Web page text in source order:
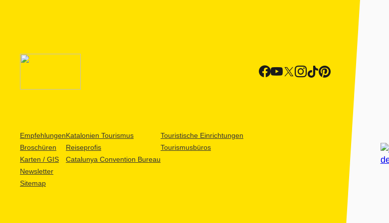
Empfehlungen
Broschüren
Karten / GIS
Newsletter
Sitemap
Katalonien Tourismus
Reiseprofis
Catalunya Convention Bureau
Touristische Einrichtungen
Tourismusbüros